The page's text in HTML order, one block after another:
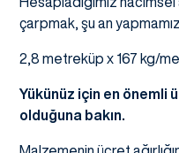
çarpmak, şu an
2,8 metreküp x 167 kg/
Yükünüz için en önemli
olduğuna bakın.